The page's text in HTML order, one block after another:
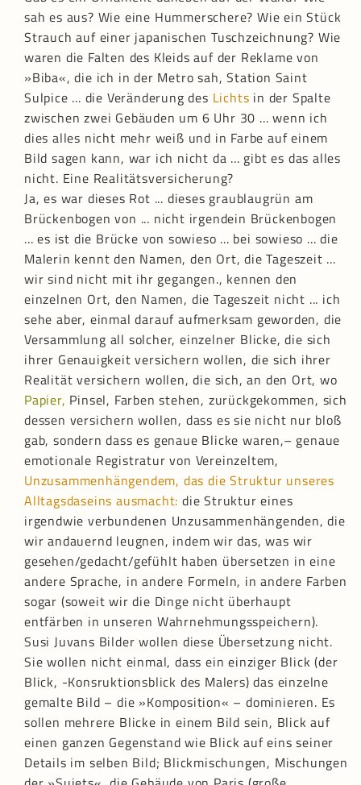
sah es aus? Wie eine Hummerschere? Wie ein Stück
Strauch auf einer japanischen Tuschzeichnung? Wie
waren die Falten des Kleids auf der Reklame von
»Biba«, die ich in der Metro sah, Station Saint
Sulpice ... die Veränderung des Lichts in der Spalte
zwischen zwei Gebäuden um 6 Uhr 30 ... wenn ich
dies alles nicht mehr weiß und in Farbe auf einem
Bild sagen kann, war ich nicht da ... gibt es das alles
nicht. Eine Realitätsversicherung?
Ja, es war dieses Rot ... dieses graublaugrün am
Brückenbogen von ... nicht irgendein Brückenbogen
... es ist die Brücke von sowieso ... bei sowieso ... die
Malerin kennt den Namen, den Ort, die Tageszeit ...
wir sind nicht mit ihr gegangen., kennen den
einzelnen Ort, den Namen, die Tageszeit nicht ... ich
sehe aber, einmal darauf aufmerksam geworden, die
Versammlung all solcher, einzelner Blicke, die sich
ihrer Genauigkeit versichern wollen, die sich ihrer
Realität versichern wollen, die sich, an den Ort, wo
Papier, Pinsel, Farben stehen, zurückgekommen, sich
dessen versichern wollen, dass es sie nicht nur bloß
gab, sondern dass es genaue Blicke waren,– genaue
emotionale Registratur von Vereinzeltem,
Unzusammenhängendem, das die Struktur unseres
Alltagsdaseins ausmacht: die Struktur eines
irgendwie verbundenen Unzusammenhängenden, die
wir andauernd leugnen, indem wir das, was wir
gesehen/gedacht/gefühlt haben übersetzen in eine
andere Sprache, in andere Formeln, in andere Farben
sogar (soweit wir die Dinge nicht überhaupt
entfärben in unseren Wahrnehmungsspeichern).
Susi Juvans Bilder wollen diese Übersetzung nicht.
Sie wollen nicht einmal, dass ein einziger Blick (der
Blick, -Konsruktionsblick des Malers) das einzelne
gemalte Bild – die »Komposition« – dominieren. Es
sollen mehrere Blicke in einem Bild sein, Blick auf
einen ganzen Gegenstand wie Blick auf eins seiner
Details im selben Bild; Blickmischungen, Mischungen